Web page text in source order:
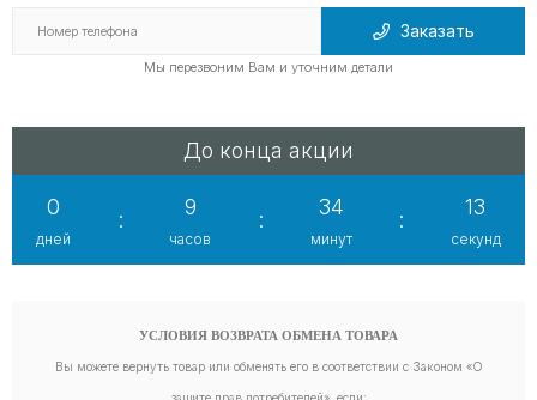
Заказать
Мы перезвоним Вам и уточним детали
До конца акции
0
дней
:
9
часов
:
34
минут
:
12
секунд
УСЛОВИЯ ВОЗВРАТА ОБМЕНА ТОВАРА
Вы можете вернуть товар или обменять его в соответствии с Законом «О
защите прав потребителей», если: